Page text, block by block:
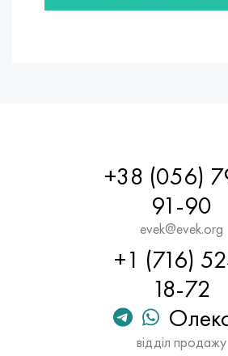
+38 (056)
91-90
evek@evek.org
+1 (716)
18-72
відділ продажу